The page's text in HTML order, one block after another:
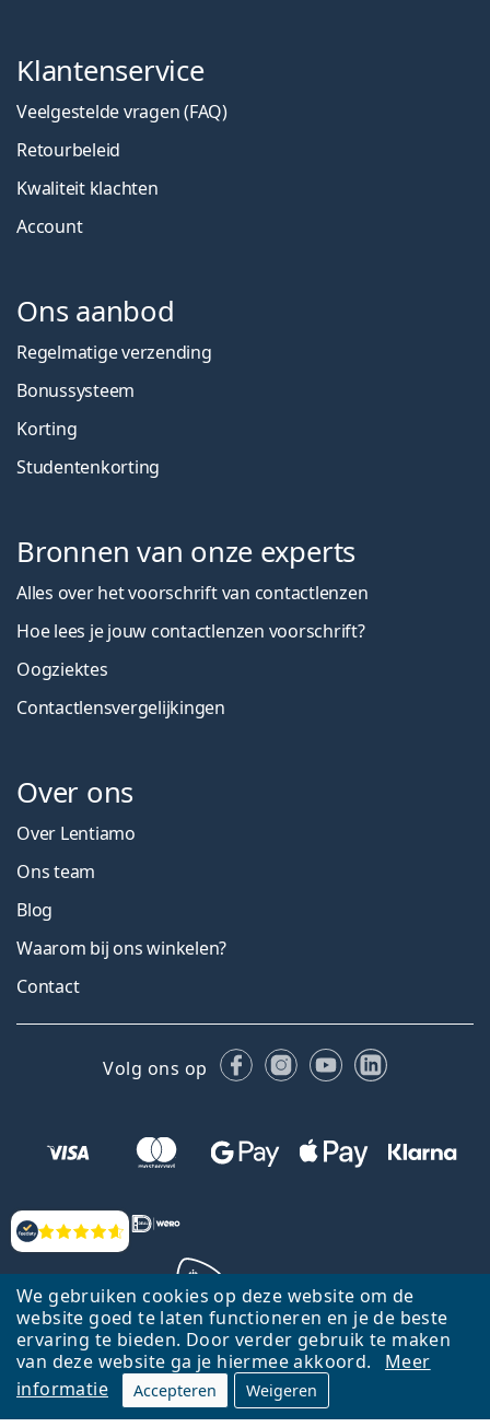
We gebruiken cookies op deze website om de
website goed te laten functioneren en je de beste
ervaring te bieden. Door verder gebruik te maken
van deze website ga je hiermee akkoord.
Meer
informatie
Accepteren Weigeren
Beoordelingen
Klantenservice
Veelgestelde vragen (FAQ)
Retourbeleid
Kwaliteit klachten
Account
Ons aanbod
Regelmatige verzending
Bonussysteem
Korting
Studentenkorting
Bronnen van onze experts
Alles over het voorschrift van contactlenzen
Hoe lees je jouw contactlenzen voorschrift?
Oogziektes
Contactlensvergelijkingen
Over ons
Over Lentiamo
Ons team
Blog
Waarom bij ons winkelen?
Contact
Volg ons op FacebookInstagram
YouTubeLinkedIn
Terug naar de homepagina
Ga omhoog
Lentiamo.nl is eigendom van en wordt beheerd door Lentiamo s.r.o.,
Tsjechië
Hier al 18 jaar voor jou.